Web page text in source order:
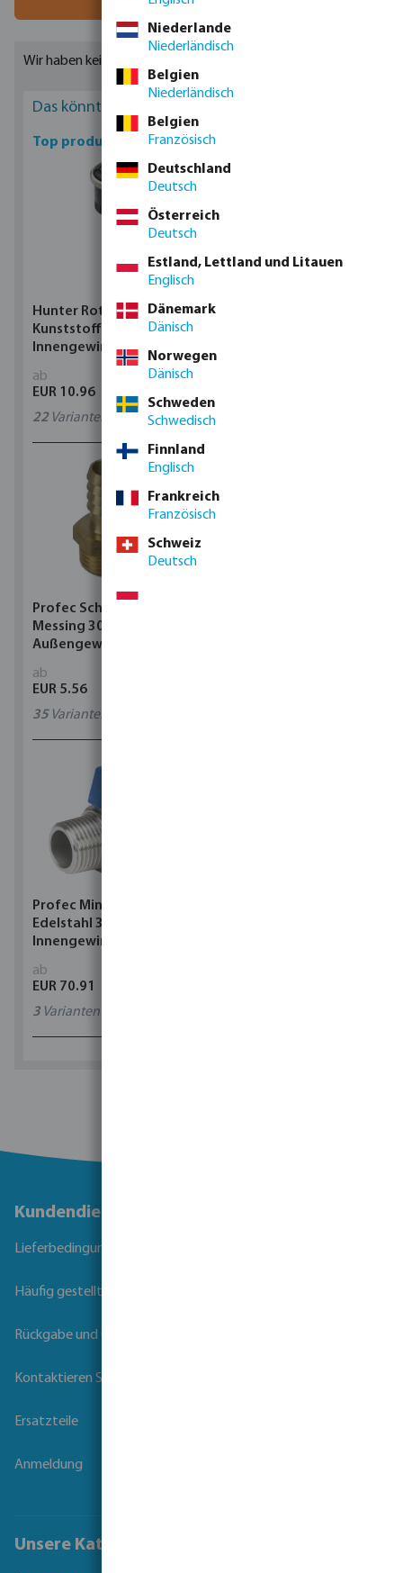
Wir haben keine Ergebnisse gefunden.
Das könnte Sie interessieren
Top produkte
Hunter Rotator
Kunststoff
Innengewinde
ab
EUR 10.96
22Varianten
Schwimmende
0411203
Profec Schlauchtülle
Messing 30 bar
Außengewinde x
ab
EUR 5.56
35Varianten
Profec Minikugelhahn
Edelstahl 316 40 bar
Innengewinde x
ab
EUR 70.91
3 Varianten
Kundendienst
Lieferbedingungen
Häufig gestellte Fragen
Rückgabe und Garantie
Kontaktieren Sie uns
Ersatzteile
Anmeldung
Unsere Kataloge
Niederlande
Niederländisch
Belgien
Niederländisch
Belgien
Französisch
Deutschland
Deutsch
Österreich
Deutsch
Estland, Lettland und Litauen
Englisch
Dänemark
Dänisch
Norwegen
Dänisch
Schweden
Schwedisch
Finnland
Englisch
Frankreich
Französisch
Schweiz
Deutsch